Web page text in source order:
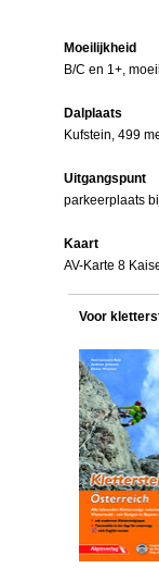
Moeilijkheid
B/C en 1+,
Dalplaats
Kufstein, 499
Uitgangspunt
parkeerplaats
Kaart
AV-Karte 8
Voor